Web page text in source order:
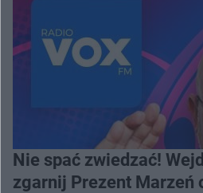
Nie spać zwiedzać!
zgarnij Prezent Marzeń